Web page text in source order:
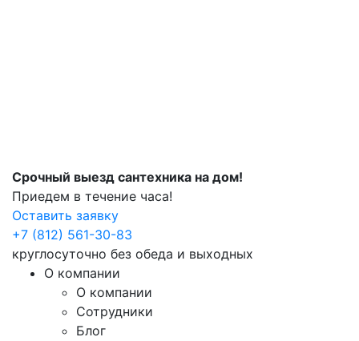
Срочный выезд сантехника на дом!
Приедем в течение часа!
Оставить заявку
+7 (812) 561-30-83
круглосуточно без обеда и выходных
О компании
О компании
Сотрудники
Блог